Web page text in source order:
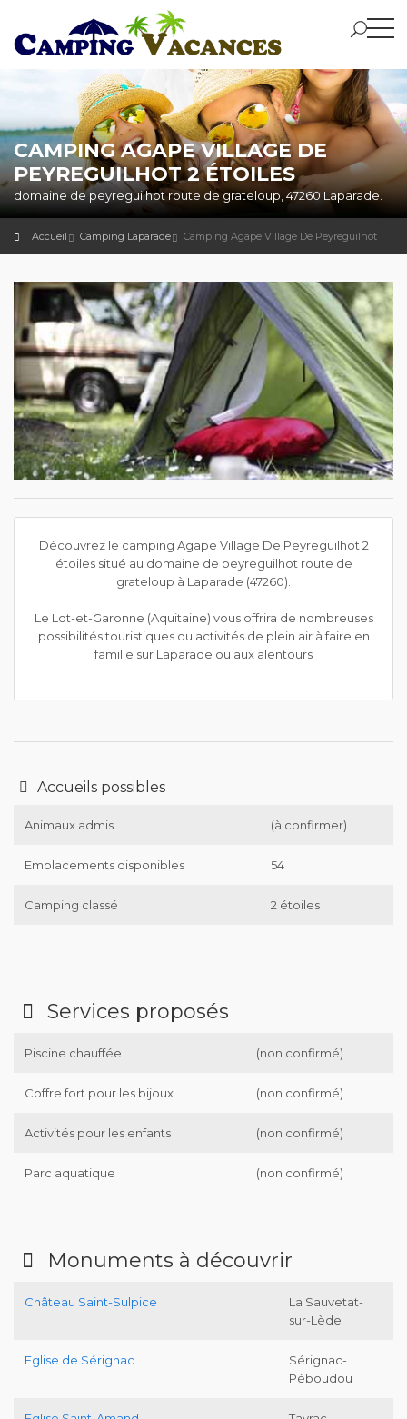
CAMPING AGAPE VILLAGE DE
PEYREGUILHOT 2 ÉTOILES
domaine de peyreguilhot route de grateloup, 47260 Laparade.
Accueil Camping Laparade Camping Agape Village De Peyreguilhot
Découvrez le camping Agape Village De Peyreguilhot 2
étoiles situé au domaine de peyreguilhot route de
grateloup à Laparade (47260).
Le Lot-et-Garonne (Aquitaine) vous offrira de nombreuses
possibilités touristiques ou activités de plein air à faire en
famille sur Laparade ou aux alentours
Accueils possibles
Animaux admis (à confirmer)
Emplacements disponibles 54
Camping classé 2 étoiles
Services proposés
Piscine chauffée (non confirmé)
Coffre fort pour les bijoux (non confirmé)
Activités pour les enfants (non confirmé)
Parc aquatique (non confirmé)
Monuments à découvrir
Château Saint-Sulpice
La Sauvetat-
sur-Lède
Eglise de Sérignac
Sérignac-
Péboudou